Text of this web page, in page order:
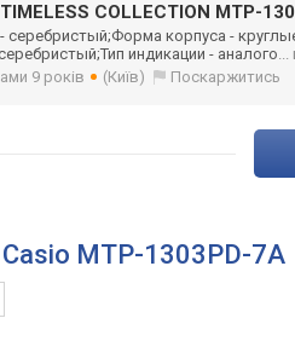
COLLECTION MTP-
серебристый;Форма корпуса -
индикации - аналого...
9 років (Київ) Поскаржитись
Casio MTP-1303PD-7A